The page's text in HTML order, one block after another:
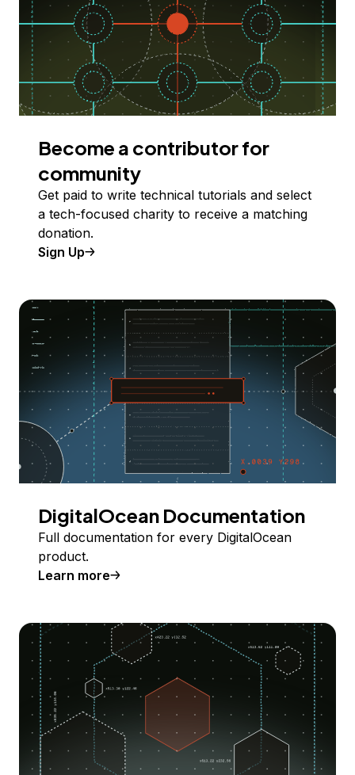
Become a contributor for
community
Get paid to write technical tutorials and select
a tech-focused charity to receive a matching
donation.
Sign Up
DigitalOcean Documentation
Full documentation for every DigitalOcean
product.
Learn more